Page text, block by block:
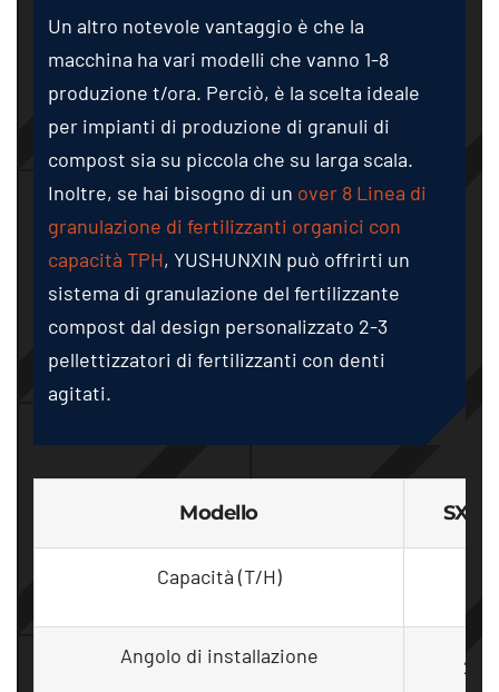
Un altro notevole vantaggio è che la
macchina ha vari modelli che vanno 1-8
produzione t/ora. Perciò, è la scelta ideale
per impianti di produzione di granuli di
compost sia su piccola che su larga scala.
Inoltre, se hai bisogno di un over8 Linea di
granulazione di fertilizzanti organici con
capacità TPH, YUSHUNXIN può offrirti un
sistema di granulazione del fertilizzante
compost dal design personalizzato 2-3
pellettizzatori di fertilizzanti con denti
agitati.
Modello
Capacità (T/H)
Angolo di installazione 2-